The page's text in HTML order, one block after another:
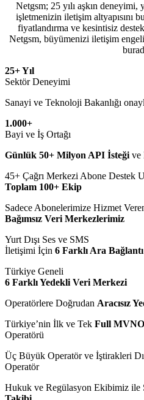
Netgsm; 25 yılı aşkın
işletmenizin iletişim altyapısını
fiyatlandırma ve kesintisiz
Netgsm, büyümenizi iletişim
25+ Yıl
Sektör Deneyimi
Sanayi ve Teknoloji Bakanlığı
1.000+
Bayi ve İş Ortağı
Günlük 50+ Milyon API İsteği ve
45+ Çağrı Merkezi Abone Destek
Toplam 100+ Ekip
Sadece Abonelerimize Hizmet
Bağımsız Veri Merkezlerimiz
Yurt Dışı Ses ve SMS
İletişimi İçin 6 Farklı Ara Bağlantı
Türkiye Geneli
6 Farklı Yedekli Veri Merkezi
Operatörlere Doğrudan Aracısız
Türkiye’nin İlk ve Tek Full MVNO
Operatörü
Üç Büyük Operatör ve İştirakleri
Operatör
Hukuk ve Regülasyon Ekibimiz ile